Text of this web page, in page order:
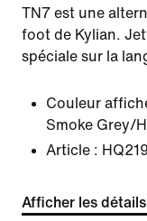
TN7 est une
foot de Kylian.
spéciale sur la
Couleur
Smoke Grey/
Article :
Afficher les